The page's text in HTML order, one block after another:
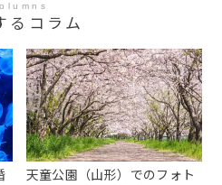
るコラム
天童公園（山形）でのフォト